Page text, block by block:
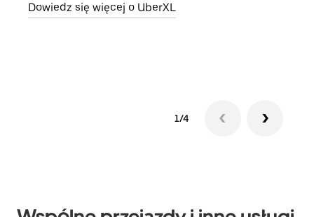
Dowiedz się więcej o UberXL
1/4